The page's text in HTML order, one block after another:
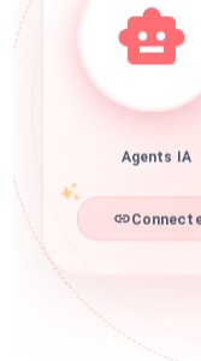
Agents IA